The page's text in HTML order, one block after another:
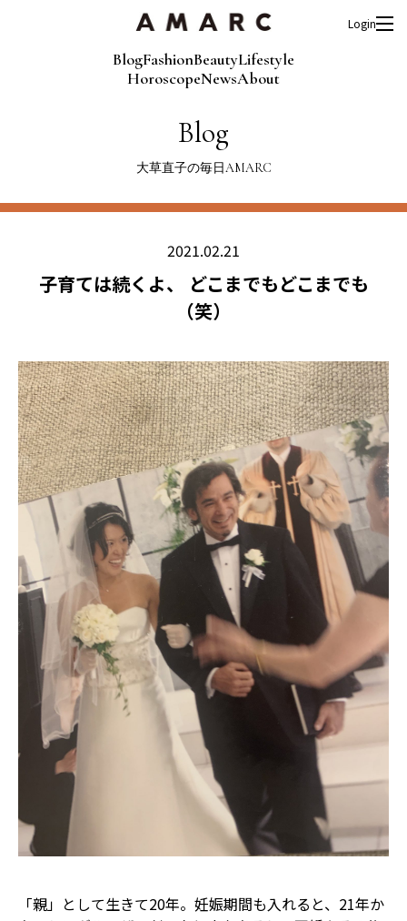
BlogFashionBeautyLifestyle
HoroscopeNewsAbout
Login
Blog
大草直子の毎日AMARC
2021.02.21
子育ては続くよ、 どこまでもどこまでも
（笑）
「親」として生きて20年。妊娠期間も入れると、21年か